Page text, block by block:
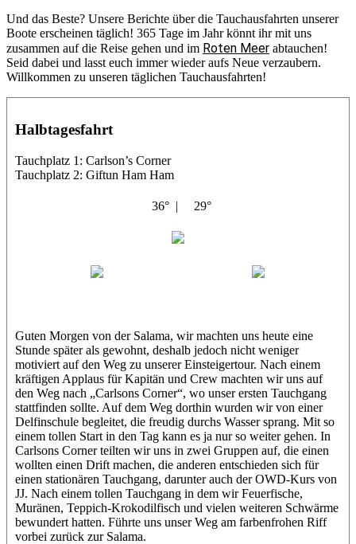
Und das Beste? Unsere Berichte über die Tauchausfahrten unserer
Boote erscheinen täglich! 365 Tage im Jahr könnt ihr mit uns
zusammen auf die Reise gehen und im Roten Meer abtauchen!
Seid dabei und lasst euch immer wieder aufs Neue verzaubern.
Willkommen zu unseren täglichen Tauchausfahrten!
Halbtagesfahrt
Tauchplatz 1: Carlson’s Corner
Tauchplatz 2: Giftun Ham Ham
36° | 29°
Guten Morgen von der Salama, wir machten uns heute eine
Stunde später als gewohnt, deshalb jedoch nicht weniger
motiviert auf den Weg zu unserer Einsteigertour. Nach einem
kräftigen Applaus für Kapitän und Crew machten wir uns auf
den Weg nach „Carlsons Corner“, wo unser ersten Tauchgang
stattfinden sollte. Auf dem Weg dorthin wurden wir von einer
Delfinschule begleitet, die freudig durchs Wasser sprang. Mit so
einem tollen Start in den Tag kann es ja nur so weiter gehen. In
Carlsons Corner teilten wir uns in zwei Gruppen auf, die einen
wollten einen Drift machen, die anderen entschieden sich für
einen stationären Tauchgang, darunter auch der OWD-Kurs von
JJ. Nach einem tollen Tauchgang in dem wir Feuerfische,
Muränen, Teppich-Krokodilfisch und vielen weiteren Schwärme
bewundert hatten. Führte uns unser Weg am farbenfrohen Riff
vorbei zurück zur Salama.